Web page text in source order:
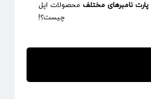
پارت نامبرهای مختلف محصولات اپل
چیست؟!